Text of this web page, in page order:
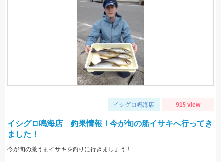
イシグロ鳴海店 915 view
イシグロ鳴海店 釣果情報！今が旬の船イサキへ行ってき
ました！
今が旬の激うまイサキを釣りに行きましょう！